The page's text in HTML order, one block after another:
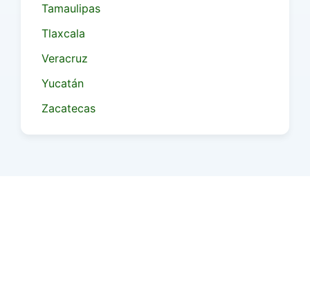
Tamaulipas
Tlaxcala
Veracruz
Yucatán
Zacatecas